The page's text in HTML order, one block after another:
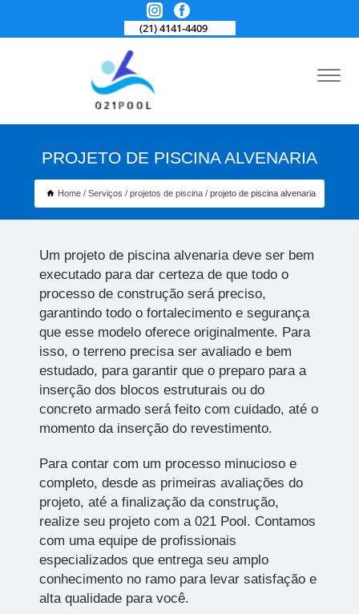
(21) 4141-4409
PROJETO DE PISCINA ALVENARIA
Home Serviços projetos de piscina projeto de piscina alvenaria
Um projeto de piscina alvenaria deve ser bem
executado para dar certeza de que todo o
processo de construção será preciso,
garantindo todo o fortalecimento e segurança
que esse modelo oferece originalmente. Para
isso, o terreno precisa ser avaliado e bem
estudado, para garantir que o preparo para a
inserção dos blocos estruturais ou do
concreto armado será feito com cuidado, até o
momento da inserção do revestimento.
Para contar com um processo minucioso e
completo, desde as primeiras avaliações do
projeto, até a finalização da construção,
realize seu projeto com a 021 Pool. Contamos
com uma equipe de profissionais
especializados que entrega seu amplo
conhecimento no ramo para levar satisfação e
alta qualidade para você.